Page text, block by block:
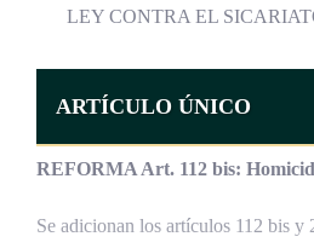
LEY CONTRA EL
ARTÍCULO ÚNICO
REFORMA Art. 112 bis:
Se adicionan los artículos 112 bis y